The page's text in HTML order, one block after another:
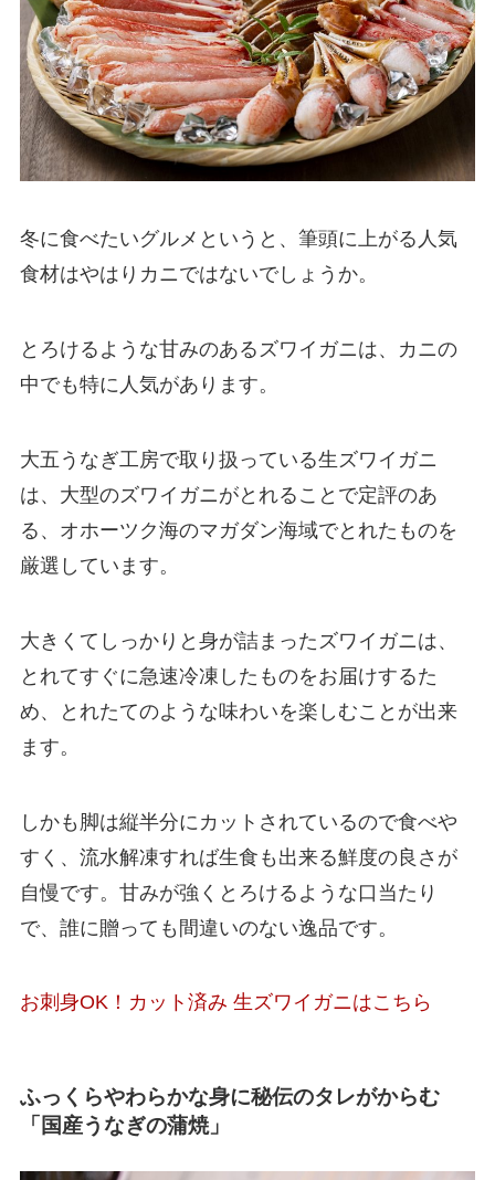
冬に食べたいグルメというと、筆頭に上がる人気
食材はやはりカニではないでしょうか。
とろけるような甘みのあるズワイガニは、カニの
中でも特に人気があります。
大五うなぎ工房で取り扱っている生ズワイガニ
は、大型のズワイガニがとれることで定評のあ
る、オホーツク海のマガダン海域でとれたものを
厳選しています。
大きくてしっかりと身が詰まったズワイガニは、
とれてすぐに急速冷凍したものをお届けするた
め、とれたてのような味わいを楽しむことが出来
ます。
しかも脚は縦半分にカットされているので食べや
すく、流水解凍すれば生食も出来る鮮度の良さが
自慢です。甘みが強くとろけるような口当たり
で、誰に贈っても間違いのない逸品です。
お刺身OK！カット済み 生ズワイガニはこちら
ふっくらやわらかな身に秘伝のタレがからむ
「国産うなぎの蒲焼」